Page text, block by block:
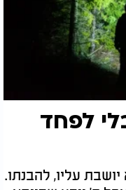
לפחד
עליו, להבנתו.